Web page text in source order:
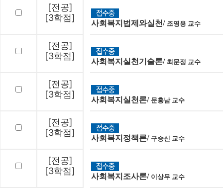
[전공]
[3학점]
사회복지법제와실천/ 조영용 교수
[전공]
[3학점]
사회복지실천기술론/ 최문정 교수
[전공]
[3학점]
사회복지실천론/ 문홍남 교수
[전공]
[3학점]
사회복지정책론/ 구승신 교수
[전공]
[3학점]
사회복지조사론/ 이상무 교수